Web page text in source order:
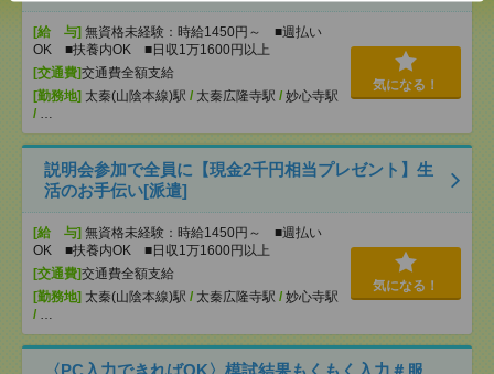
[給 与] 無資格未経験：時給1450円～ ■週払い
OK ■扶養内OK ■日収1万1600円以上
[交通費]交通費全額支給
[勤務地] 太秦(山陰本線)駅 / 太秦広隆寺駅 / 妙心寺駅
/ …
気になる！
説明会参加で全員に【現金2千円相当プレゼント】生
活のお手伝い[派遣]
[給 与] 無資格未経験：時給1450円～ ■週払い
OK ■扶養内OK ■日収1万1600円以上
[交通費]交通費全額支給
[勤務地] 太秦(山陰本線)駅 / 太秦広隆寺駅 / 妙心寺駅
/ …
気になる！
〈PC入力できればOK〉模試結果もくもく入力＃服